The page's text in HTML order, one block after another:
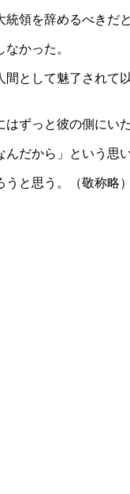
領を辞めるべきだ
かった。
として魅了されて
ずっと彼の側にいた
だから」という思
と思う。（敬称略）